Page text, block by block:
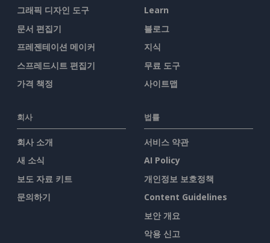
그래픽 디자인 도구
문서 편집기
프레젠테이션 메이커
스프레드시트 편집기
가격 책정
Learn
블로그
지식
무료 도구
사이트맵
회사
회사 소개
새 소식
보도 자료 키트
문의하기
법률
서비스 약관
AI Policy
개인정보 보호정책
Content Guidelines
보안 개요
악용 신고